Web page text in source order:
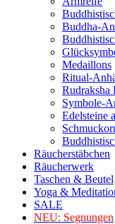
Buddha-
Medaillons
Ritual-
Rudraksha
Symbole-
Edelsteine
Räucherstäbchen
Räucherwerk
Taschen & Beutel
Yoga &
SALE
NEU: Segnungen